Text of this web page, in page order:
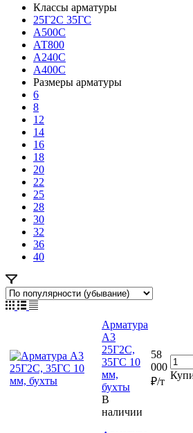
Классы арматуры
25Г2С 35ГС
A500C
АТ800
A240C
A400C
Размеры арматуры
6
8
12
14
16
18
20
22
25
28
30
32
36
40
Арматура
А3
25Г2С,
35ГС 10
мм,
бухты
В
наличии
58
000
₽/т